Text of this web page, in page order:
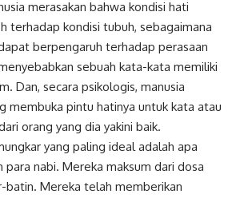
merasakan bahwa kondisi hati
terhadap kondisi tubuh, sebagaimana
berpengaruh terhadap perasaan
sebuah kata-kata memiliki
Dan, secara psikologis, manusia
membuka pintu hatinya untuk kata atau
orang yang dia yakini baik.
yang paling ideal adalah apa
para nabi. Mereka maksum dari dosa
batin. Mereka telah memberikan